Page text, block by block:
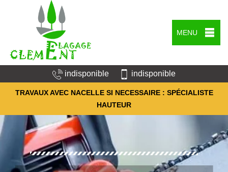
MENU
indisponible indisponible
TRAVAUX AVEC NACELLE SI NECESSAIRE : SPÉCIALISTE
HAUTEUR